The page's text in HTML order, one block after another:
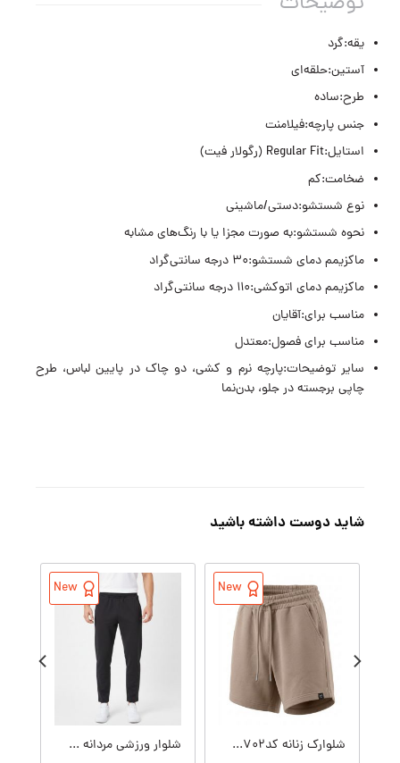
یقه:گرد
آستین:حلقه‌ای
طرح:ساده
جنس پارچه:فیلامنت
استایل:Regular Fit (رگولار فیت)
ضخامت:کم
نوع شستشو:دستی/ماشینی
نحوه شستشو:به صورت مجزا یا با رنگ‌های مشابه
ماکزیمم دمای شستشو:۳۰ درجه سانتی‌گراد
ماکزیمم دمای اتوکشی:۱۱۰ درجه سانتی‌گراد
مناسب برای:آقایان
مناسب برای فصول:معتدل
سایر توضیحات:پارچه نرم و کشی، دو چاک در پایین لباس، طرح
چاپی برجسته در جلو، بدن‌نما
شاید دوست داشته باشید
New
شلوارک زنانه کدW09410-702
New
شلوار ورزشی مردانه کدM09407-001